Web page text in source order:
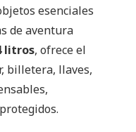
esenciales
de aventura
litros, ofrece el
billetera, llaves,